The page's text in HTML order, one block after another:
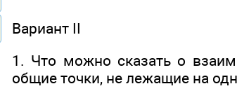
Вариант II
1. Что можно сказать о
общие точки, не лежащие на